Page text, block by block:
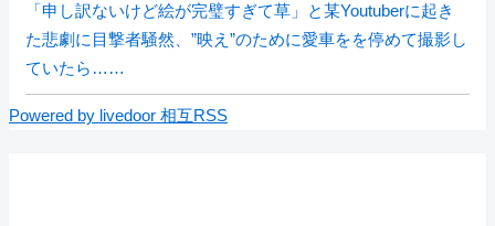
「申し訳ないけど絵が完璧すぎて草」と某Youtuberに起き
た悲劇に目撃者騒然、”映え”のために愛車をを停めて撮影し
ていたら……
Powered by livedoor 相互RSS